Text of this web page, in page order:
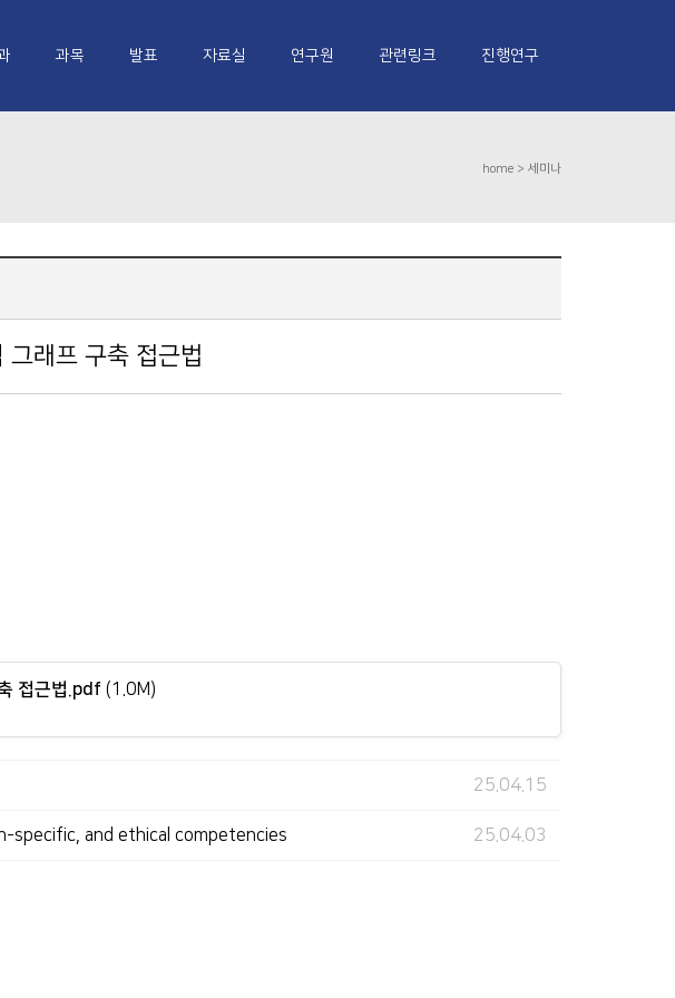
과목 발표 자료실 연구원 관련링크 진행연구
home > 세미나
그래프 구축 접근법
접근법.pdf (1.0M)
25.04.15
specific, and ethical competencies 25.04.03